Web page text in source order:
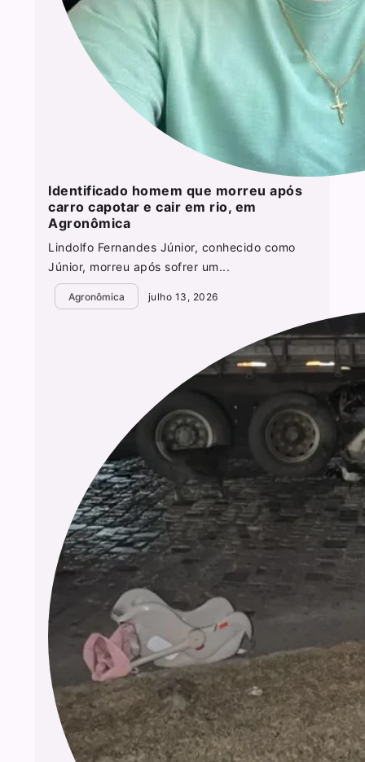
Identificado homem que morreu após
carro capotar e cair em rio, em
Agronômica
Lindolfo Fernandes Júnior, conhecido como
Júnior, morreu após sofrer um...
Agronômica julho 13, 2026